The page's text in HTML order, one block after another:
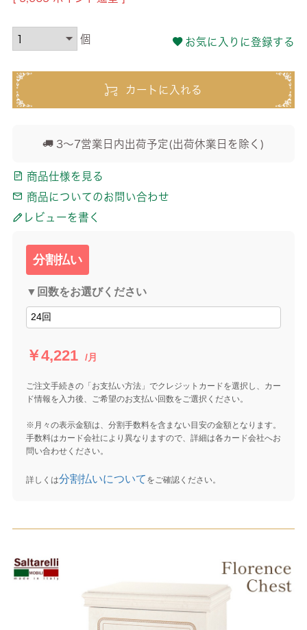
お気に入りに登録する
カートに入れる
3～7営業日内出荷予定(出荷休業日を除く)
商品仕様を見る
商品についてのお問い合わせ
レビューを書く
分割払い
▼回数をお選びください
￥4,221 /月
ご注文手続きの「お支払い方法」でクレジットカードを選択し、カー
ド情報を入力後、ご希望のお支払い回数をご選択ください。
※月々の表示金額は、分割手数料を含まない目安の金額となります。
手数料はカード会社により異なりますので、詳細は各カード会社へお
問い合わせください。
詳しくは分割払いについて をご確認ください。